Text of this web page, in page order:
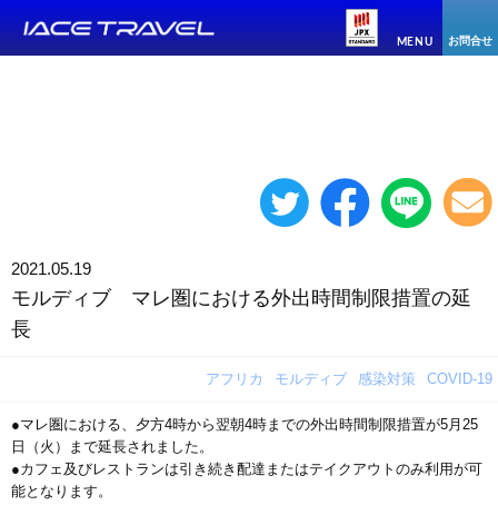
MENU お問合せ
2021.05.19
モルディブ マレ圏における外出時間制限措置の延
長
アフリカ モルディブ 感染対策 COVID-19
●マレ圏における、夕方4時から翌朝4時までの外出時間制限措置が5月25
日（火）まで延長されました。
●カフェ及びレストランは引き続き配達またはテイクアウトのみ利用が可
能となります。